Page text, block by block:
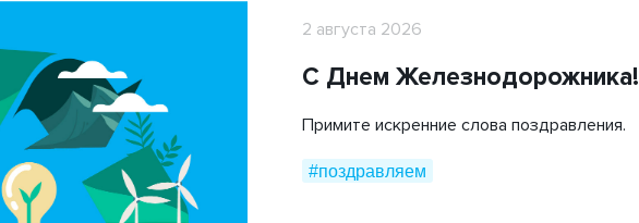
Геотекстиль
Гидрокс
Мобильные дорожные покрытия
ТехноГРАСС
2 августа 2026
С Днем Железнодорожника!
Примите искренние слова поздравления.
#поздравляем